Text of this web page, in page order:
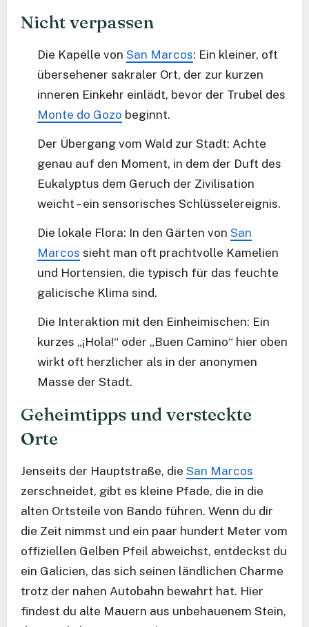
Nicht verpassen
Die Kapelle von San Marcos: Ein kleiner, oft
übersehener sakraler Ort, der zur kurzen
inneren Einkehr einlädt, bevor der Trubel des
Monte do Gozo beginnt.
Der Übergang vom Wald zur Stadt: Achte
genau auf den Moment, in dem der Duft des
Eukalyptus dem Geruch der Zivilisation
weicht – ein sensorisches Schlüsselereignis.
Die lokale Flora: In den Gärten von San
Marcos sieht man oft prachtvolle Kamelien
und Hortensien, die typisch für das feuchte
galicische Klima sind.
Die Interaktion mit den Einheimischen: Ein
kurzes „¡Hola!“ oder „Buen Camino“ hier oben
wirkt oft herzlicher als in der anonymen
Masse der Stadt.
Geheimtipps und versteckte
Orte
Jenseits der Hauptstraße, die San Marcos
zerschneidet, gibt es kleine Pfade, die in die
alten Ortsteile von Bando führen. Wenn du dir
die Zeit nimmst und ein paar hundert Meter vom
offiziellen Gelben Pfeil abweichst, entdeckst du
ein Galicien, das sich seinen ländlichen Charme
trotz der nahen Autobahn bewahrt hat. Hier
findest du alte Mauern aus unbehauenem Stein,